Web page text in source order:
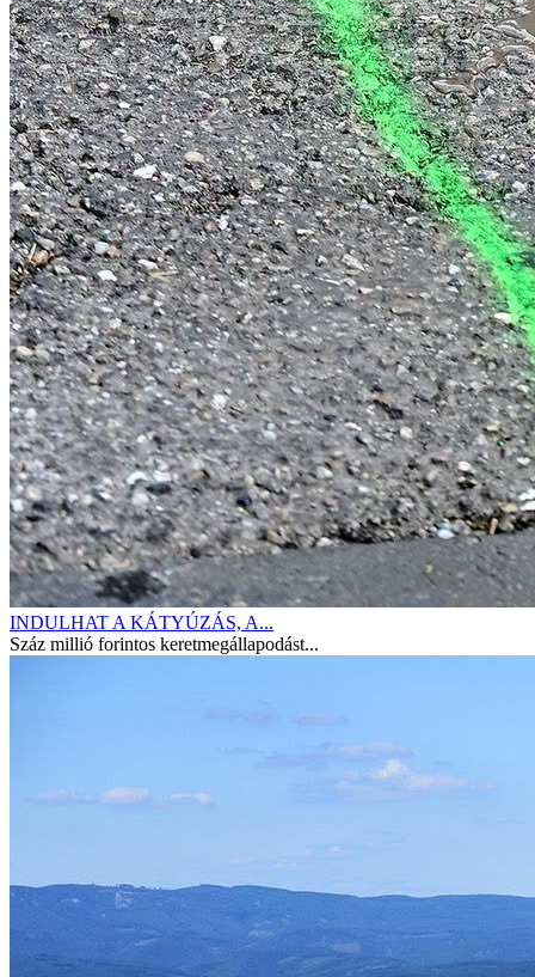
INDULHAT A KÁTYÚZÁS, A...
Száz millió forintos keretmegállapodást...